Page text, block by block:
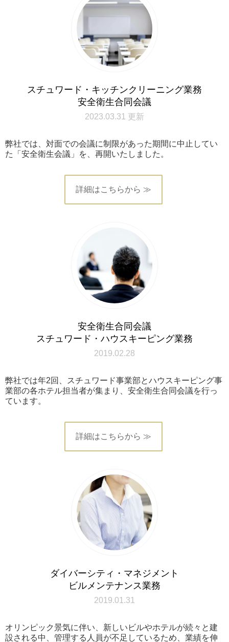
スチュワード・キッチンクリーニング業務
安全衛生合同会議
2023.03.31 更新
弊社では、対面での会議に制限があった期間に中止してい
た「安全衛生会議」を、再開いたしました。
詳細はこちらから ≫
安全衛生合同会議
スチュワード・ハウスキーピング業務
2019.02.28
弊社では年2回、スチュワード事業部とハウスキーピング事
業部の各ホテル担当者が集まり、安全衛生合同会議を行っ
ています。
詳細はこちらから ≫
ダイバーシティ・マネジメント
ビルメンテナンス業務
2019.01.31
オリンピック景気に伴い、新しいビルやホテルが続々と建
設される中、管理する人員が不足しているため、業績を伸